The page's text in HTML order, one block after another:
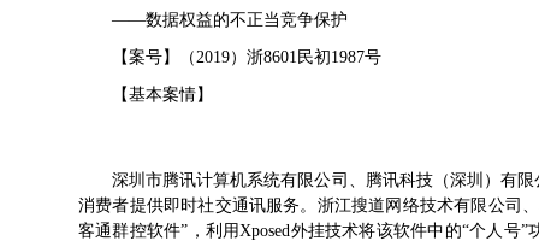
——数据权益的不正当竞争保护
【案号】（2019）浙8601民初1987号
【基本案情】
深圳市腾讯计算机系统有限公司、腾讯科技（深圳）有
消费者提供即时社交通讯服务。浙江搜道网络技术有限公司
客通群控软件”，利用Xposed外挂技术将该软件中的“个人号